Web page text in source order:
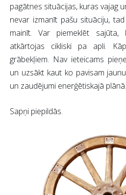
pagātnes situācijas, kuras vajag
nevar izmanīt pašu situāciju,
mainīt. Var piemeklēt sajūta,
atkārtojas cikliski pa apli.
grābekļiem. Nav ieteicams
un uzsākt kaut ko pavisam
un zaudējumi enerģētiskajā plānā.
Sapņi piepildās.